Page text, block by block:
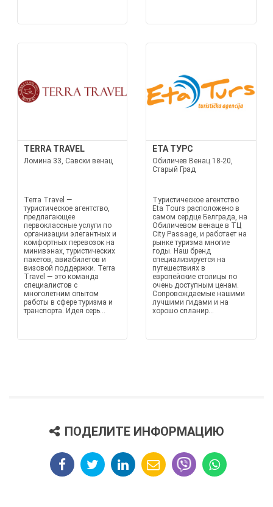
TERRA TRAVEL
Ломина 33, Савски венац
Terra Travel —
туристическое агентство,
предлагающее
первоклассные услуги по
организации элегантных и
комфортных перевозок на
минивэнах, туристических
пакетов, авиабилетов и
визовой поддержки. Terra
Travel — это команда
специалистов с
многолетним опытом
работы в сфере туризма и
транспорта. Идея серь...
ETA ТУРС
Обиличев Венац 18-20,
Старый Град
Туристическое агентство
Eta Tours расположено в
самом сердце Белграда, на
Обиличевом венаце в ТЦ
City Passage, и работает на
рынке туризма многие
годы. Наш бренд
специализируется на
путешествиях в
европейские столицы по
очень доступным ценам.
Сопровождаемые нашими
лучшими гидами и на
хорошо спланир...
ПОДЕЛИТЕ ИНФОРМАЦИЮ